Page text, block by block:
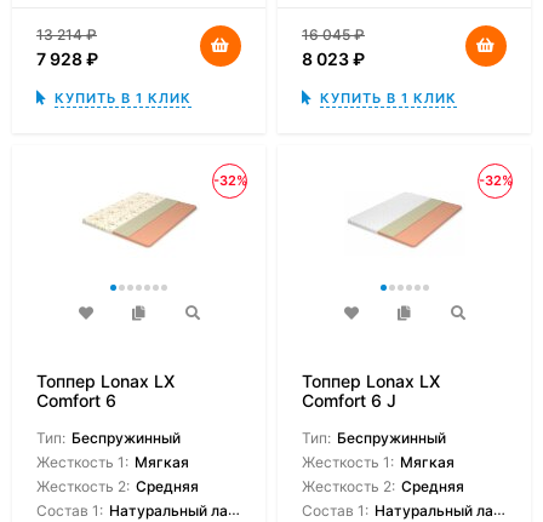
13 214₽
7 928₽
КУПИТЬ В 1 КЛИК
16 045₽
8 023₽
КУПИТЬ В 1 КЛИК
-32%
Топпер Lonax LX
Comfort 6
Тип: Беспружинный
Жесткость 1: Мягкая
Жесткость 2: Средняя
Состав 1: Натуральный латекс
-32%
Топпер Lonax LX
Comfort 6 J
Тип: Беспружинный
Жесткость 1: Мягкая
Жесткость 2: Средняя
Состав 1: Натуральный латекс